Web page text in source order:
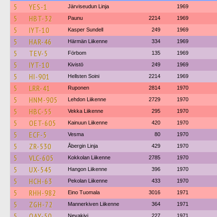
5 YES-1 Järviseudun Linja 1969
5 HBT-32 Paunu 2214 1969
5 IYT-10 Kasper Sundell 249 1969
5 HAR-46 Härmän Liikenne 334 1969
5 TEV-5 Förbom 135 1969
5 IYT-10 Kivistö 249 1969
5 HI-901 Hellsten Soini 2214 1969
5 LRR-41 Ruponen 2814 1970
5 HNM-905 Lehdon Liikenne 2729 1970
5 HBC-55 Vekka Liikenne 295 1970
5 OET-605 Kainuun Liikenne 420 1970
5 ECF-5 Vesma 80 1970
5 ZR-530 Åbergin Linja 429 1970
5 VLC-605 Kokkolan Liikenne 2785 1970
5 UX-545 Hangon Liikenne 396 1970
5 HCH-63 Pekolan Liikenne 433 1970
5 RHH-982 Eino Tuomala 3016 1971
5 ZGH-72 Mannerkiven Liikenne 364 1971
Nevakivi 227 1971